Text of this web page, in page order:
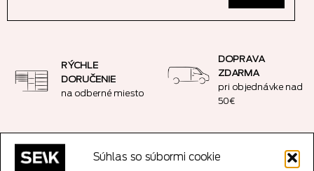
Súhlas so súbormi cookie
RÝCHLE
DORUČENIE
na odberné miesto
DOPRAVA
ZDARMA
pri objednávke nad
50€
BEZPEČNÝ NÁKUP
VRÁTENIE